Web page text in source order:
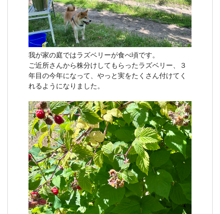
我が家の庭ではラズベリーが食べ頃です。
ご近所さんから株分けしてもらったラズベリー、３
年目の今年になって、やっと実をたくさん付けてく
れるようになりました。